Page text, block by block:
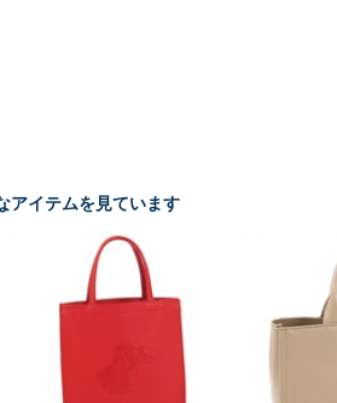
アイテムを見ています